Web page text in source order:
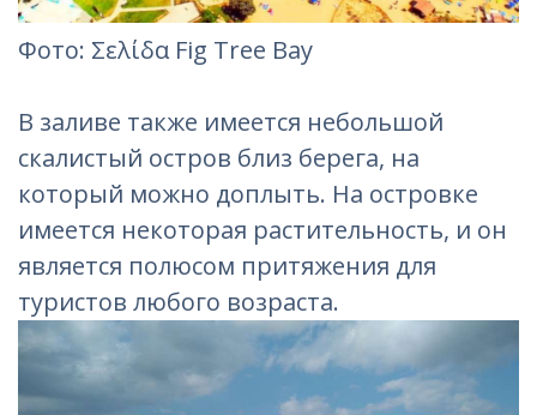
Фото: Σελίδα Fig Tree Bay
В заливе также имеется небольшой
скалистый остров близ берега, на
который можно доплыть. На островке
имеется некоторая растительность, и он
является полюсом притяжения для
туристов любого возраста.